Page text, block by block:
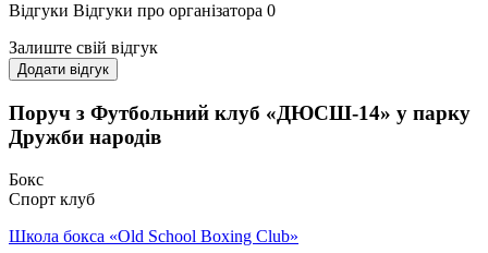
Відгуки Відгуки про організатора 0
Залиште свій відгук
Додати відгук
Поруч з Футбольний клуб «ДЮСШ-14» у парку
Дружби народів
Бокс
Спорт клуб
Школа бокса «Old School Boxing Club»